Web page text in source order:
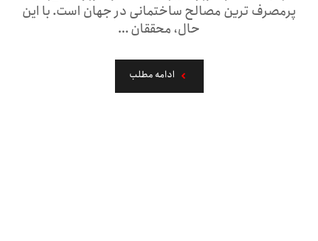
پرمصرف ترین مصالح ساختمانی در جهان است. با این
حال، محققان ...
ادامه مطلب